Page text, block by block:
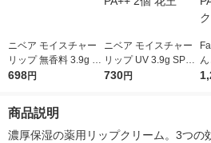
ニベア モイスチャー
リップ 無香料 3.9g 2
個 花王
698円
ニベア モイスチャー
リップ UV 3.9g SPF2
0・PA++ 2個 花王
730円
商品説明
濃厚保湿の薬用リップクリーム。3つの